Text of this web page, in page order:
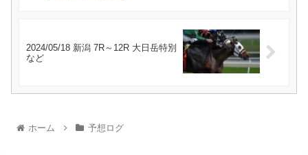
2024/05/18 新潟 7R～12R 大日岳特別
など
ホーム 予想ログ